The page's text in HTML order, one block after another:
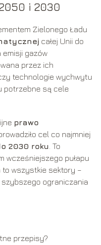
i 2030
Zielonego Ładu
całej Unii do
emisji gazów
przez ich
technologie wychwytu
potrzebne są cele
prawo
cel co najmniej
2030 roku . To
wcześniejszego pułapu
wszystkie sektory –
ograniczania
przepisy?